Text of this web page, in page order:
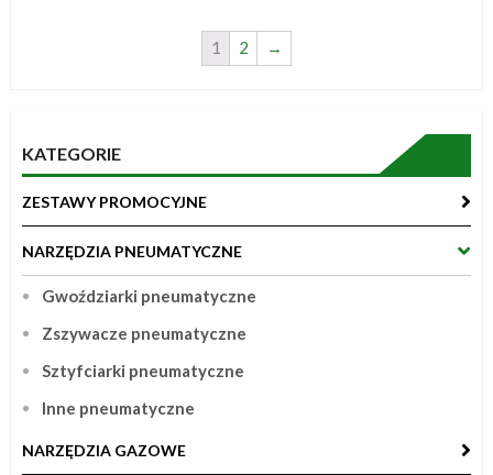
1 2 →
KATEGORIE
ZESTAWY PROMOCYJNE
NARZĘDZIA PNEUMATYCZNE
Gwoździarki pneumatyczne
Zszywacze pneumatyczne
Sztyfciarki pneumatyczne
Inne pneumatyczne
NARZĘDZIA GAZOWE